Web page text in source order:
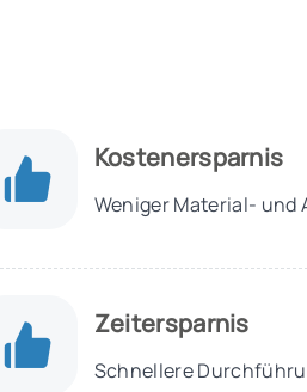
Kostenersparnis
Weniger Material- und
Zeitersparnis
Schnellere